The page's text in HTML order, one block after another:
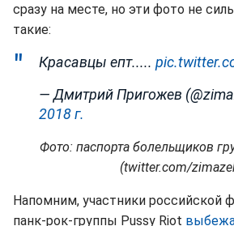
сразу на месте, но эти фото не
такие:
Красавцы епт.....
— Дмитрий Пригожев
2018 г.
Фото: паспорта болельщиков
(twitter.com/
Напомним, участники российской
панк-рок-группы Pussy Riot